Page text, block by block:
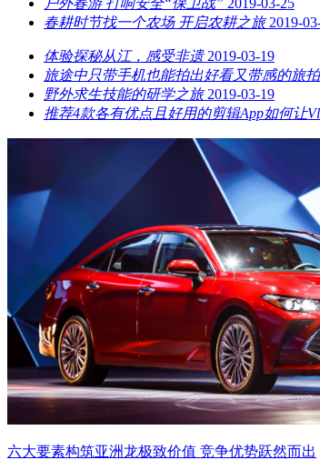
春耕时节找一个农场 开启农耕之旅 2019-
体验探秘从江，感受非遗 2019-03-19
旅途中只带手机也能拍出好看又带感的旅
野外求生技能的研学之旅 2019-03-19
推荐4款各有优点且好用的剪辑App如何让
六大要素构筑亚洲龙极致价值 竞争优势跃然而出